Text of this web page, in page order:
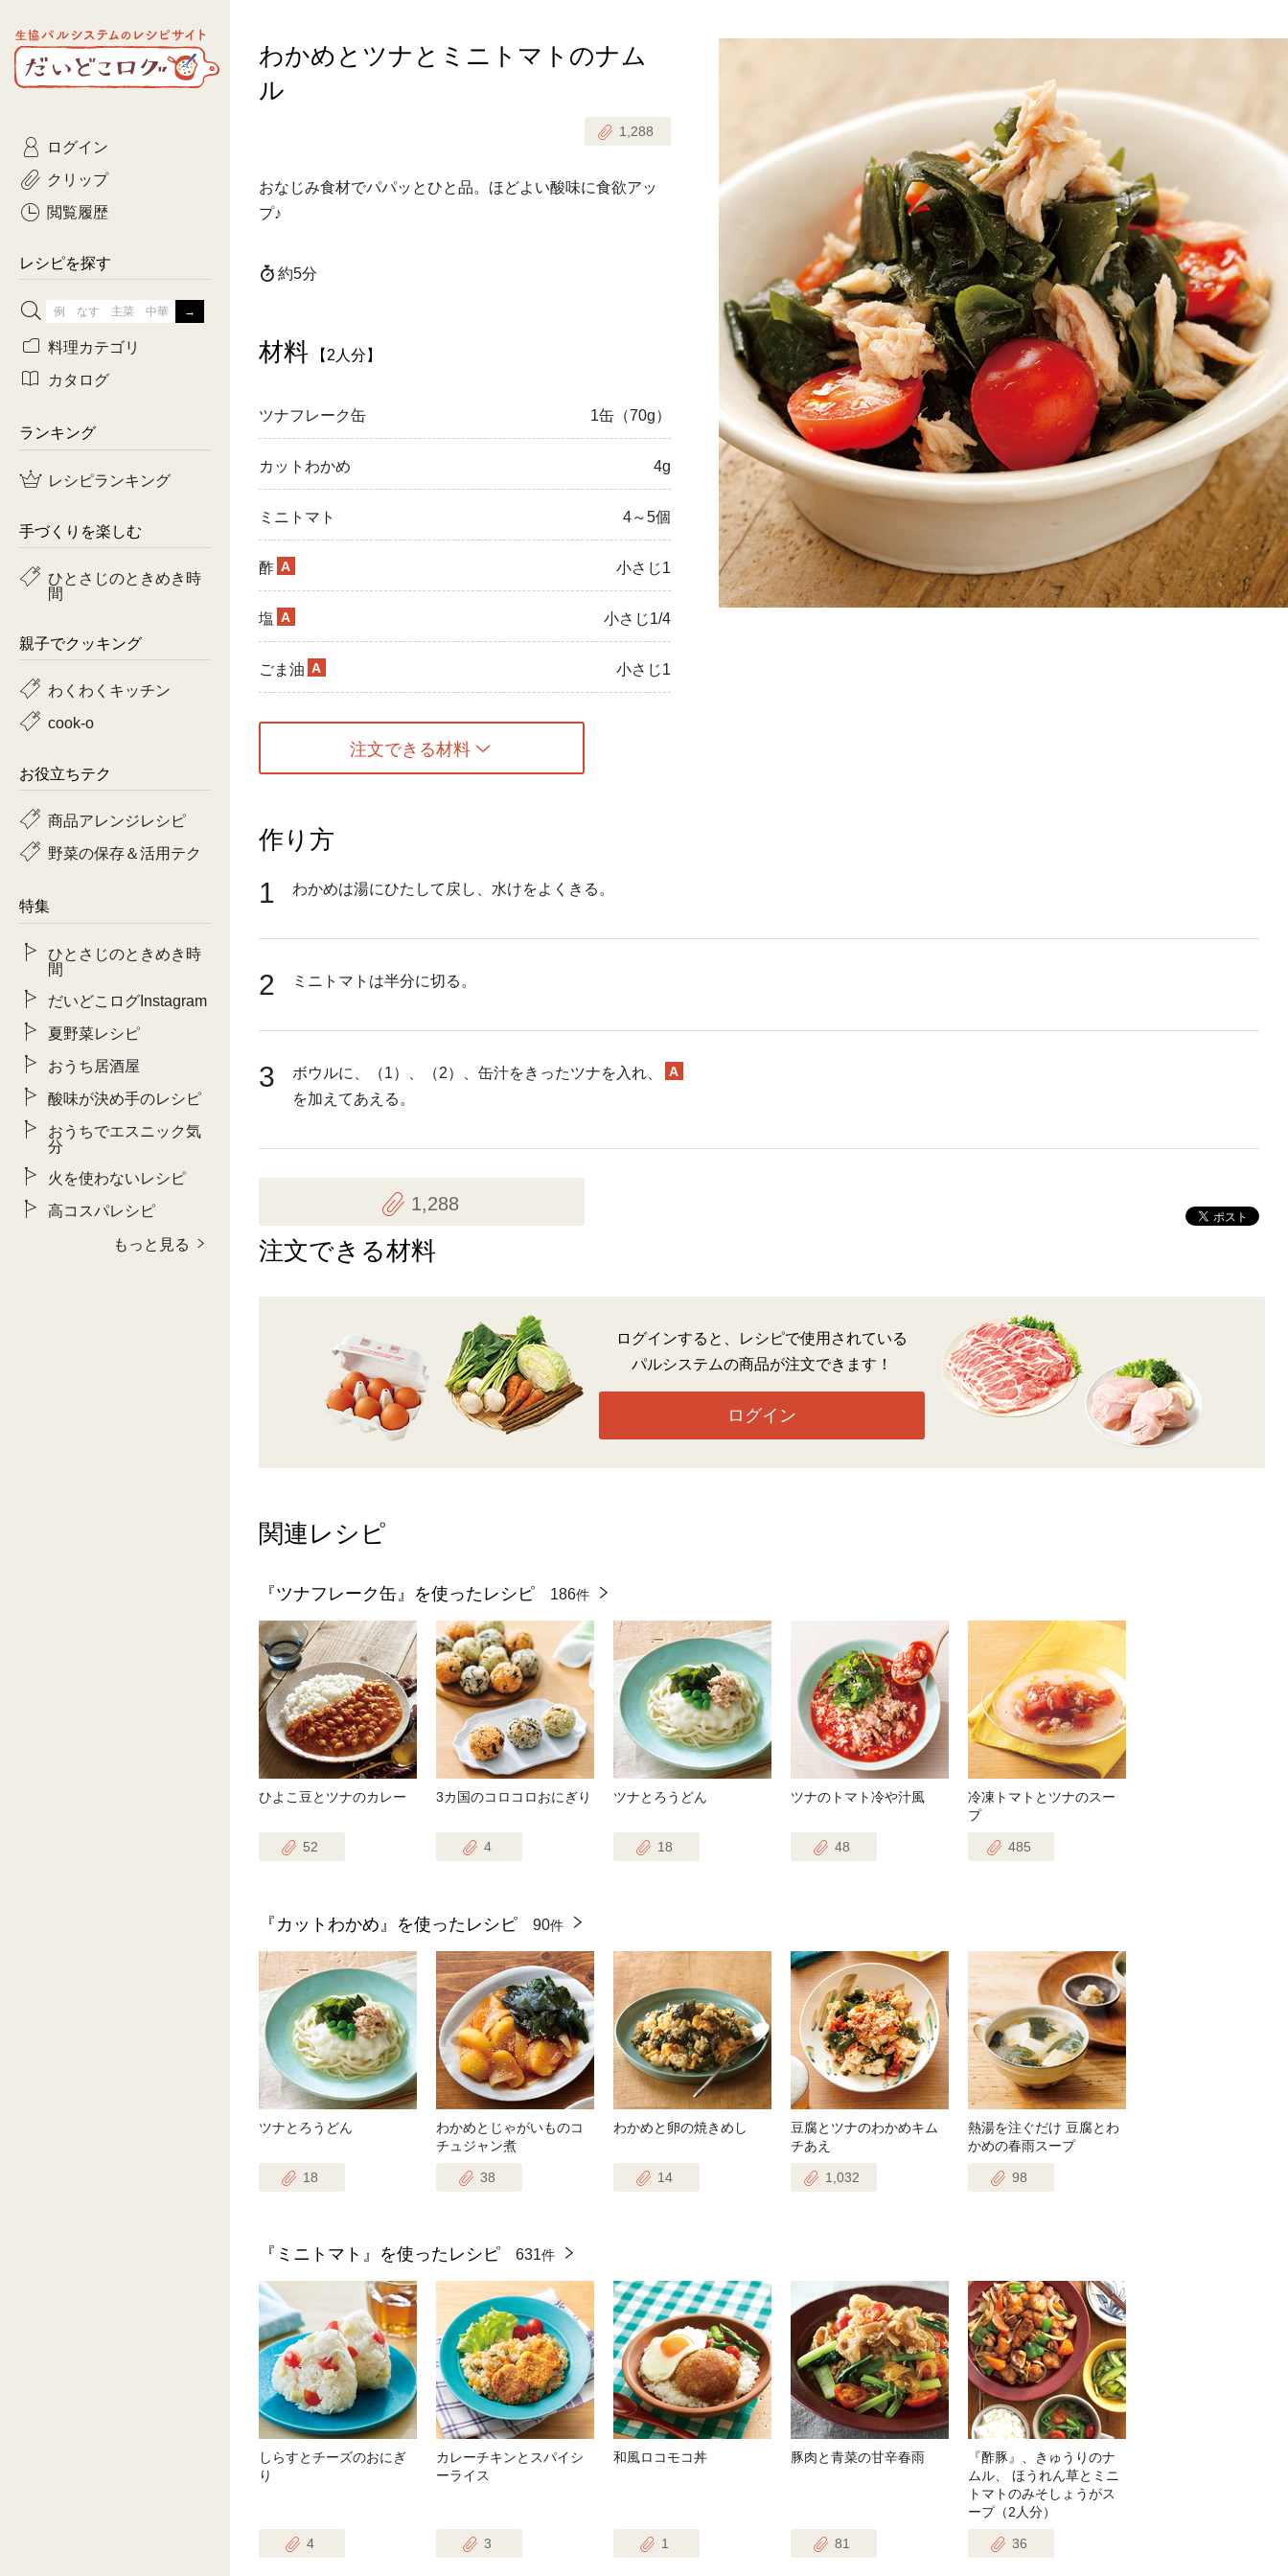
生協パルシステムのレシピ
サイト
だいどこログ
わかめとツナとミニトマトのナム
ル
1,288
おなじみ食材でパパッとひと品。ほどよい酸味に食欲アッ
プ♪
約5分
材料 【2人分】
ツナフレーク缶 1缶（70g）
カットわかめ 4g
ミニトマト 4～5個
酢 A 小さじ1
塩 A 小さじ1/4
ごま油 A 小さじ1
注文できる材料
作り方
1 わかめは湯にひたして戻し、水けをよくきる。
2 ミニトマトは半分に切る。
3 ボウルに、（1）、（2）、缶汁をきったツナを入れ、 A
を加えてあえる。
1,288
注文できる材料
ログインすると、レシピで使用されている
パルシステムの商品が注文できます！
ログイン
関連レシピ
『ツナフレーク缶』を使ったレシピ 186件
ひよこ豆とツナのカレー
52
3カ国のコロコロおにぎり
4
ツナとろうどん
18
ツナのトマト冷や汁風
48
冷凍トマトとツナのスー
プ
485
『カットわかめ』を使ったレシピ 90件
ツナとろうどん
18
わかめとじゃがいものコ
チュジャン煮
38
わかめと卵の焼きめし
14
豆腐とツナのわかめキム
チあえ
1,032
熱湯を注ぐだけ 豆腐とわ
かめの春雨スープ
98
『ミニトマト』を使ったレシピ 631 件
しらすとチーズのおにぎ
り
4
カレーチキンとスパイシ
ーライス
3
和風ロコモコ丼
1
豚肉と青菜の甘辛春雨
81
『酢豚』、きゅうりのナ
ムル、 ほうれん草とミニ
トマトのみそしょうがス
ープ（2人分）
36
ログイン
クリップ
閲覧履歴
レシピを探す
ひとさじのときめき時間
3日分ごはんセット（2人分）
牛肉
鶏肉
トマト たまねぎ
料理カテゴリ
主菜 副菜
おつまみ おやつ・デザート
カタログ
コトコト
ランキング
レシピランキング
手づくりを楽しむ
ひとさじのときめき時
間
親子でクッキング
わくわくキッチン
cook-o
お役立ちテク
商品アレンジレシピ
野菜の保存＆活用テク
特集
ひとさじのときめき時
間
だいどこログInstagram
夏野菜レシピ
おうち居酒屋
酸味が決め手のレシピ
おうちでエスニック気
分
火を使わないレシピ
高コスパレシピ
もっと見る